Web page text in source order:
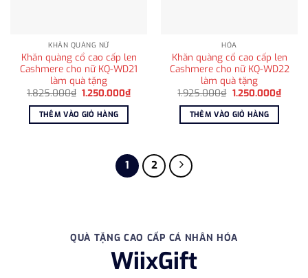
KHĂN QUÀNG NỮ
Khăn quàng cổ cao cấp len
Cashmere cho nữ KQ-WD21
làm quà tặng
1.825.000₫ Giá
là:
1.825.000₫.
1.250.000₫Giá
hiện
1.250.000₫.
THÊM VÀO GIỎ HÀNG
HỎA
Khăn quàng cổ cao cấp len
Cashmere cho nữ KQ-WD22
làm quà tặng
1.925.000₫ Giá
là:
1.925.000₫.
1.250.000₫Giá
hiện
THÊM VÀO GIỎ HÀNG
1 2
QUÀ TẶNG CAO CẤP CÁ NHÂN HÓA
WiixGift